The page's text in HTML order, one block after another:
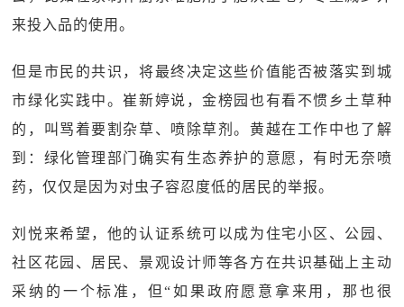
来投入品的使用。
但是市民的共识，将最终决定这些价值能否被落实到城
市绿化实践中。崔新婷说，金榜园也有看不惯乡土草种
的，叫骂着要割杂草、喷除草剂。黄越在工作中也了解
到：绿化管理部门确实有生态养护的意愿，有时无奈喷
药，仅仅是因为对虫子容忍度低的居民的举报。
刘悦来希望，他的认证系统可以成为住宅小区、公园、
社区花园、居民、景观设计师等各方在共识基础上主动
采纳的一个标准，但“如果政府愿意拿来用，那也很